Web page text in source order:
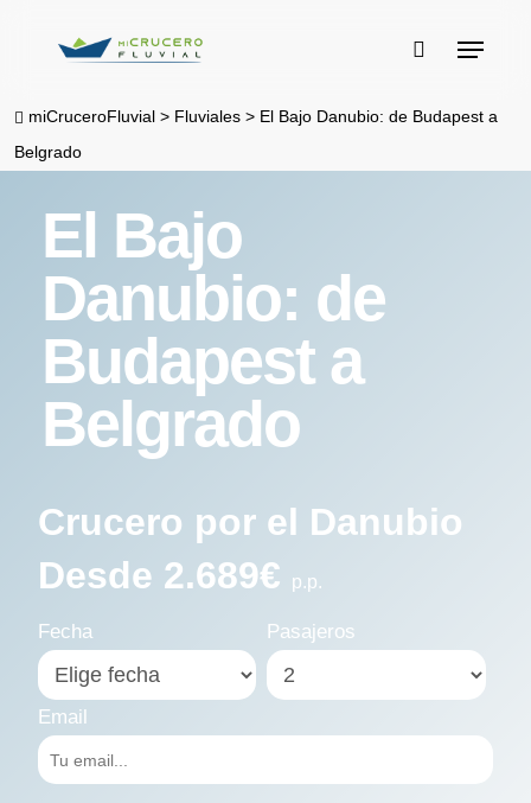
content
buscar
Menu
miCruceroFluvial > Fluviales > El Bajo Danubio: de Budapest a
Belgrado
El Bajo
Danubio: de
Budapest a
Belgrado
Crucero por el Danubio
Desde 2.689€
p.p.
Fecha Pasajeros
Email